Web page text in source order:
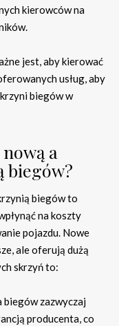
kierowców na
jest, aby kierować
usług, aby
biegów w
a
biegów?
biegów to
na koszty
pojazdu. Nowe
ale oferują dużą
skrzyń to:
biegów zazwyczaj
producenta, co